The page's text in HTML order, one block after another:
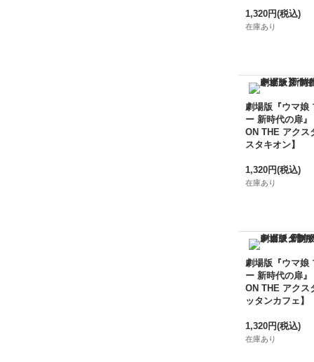
1,320円(税込)
在庫あり
劇場版『ウマ娘
ー 新時代の扉』
ON THE アクス
スタキオン】
1,320円(税込)
在庫あり
劇場版『ウマ娘
ー 新時代の扉』
ON THE アクス
ッタンカフェ】
1,320円(税込)
在庫あり